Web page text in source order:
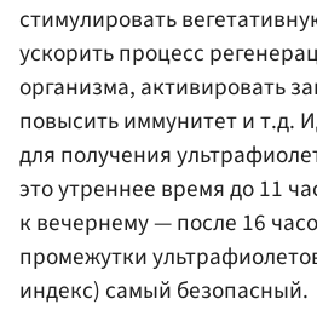
стимулировать
ускорить процесс
организма, активировать
повысить иммунитет и т.д.
для получения
это утреннее время до 11
к вечернему — после 16
промежутки
индекс) самый безопасный.